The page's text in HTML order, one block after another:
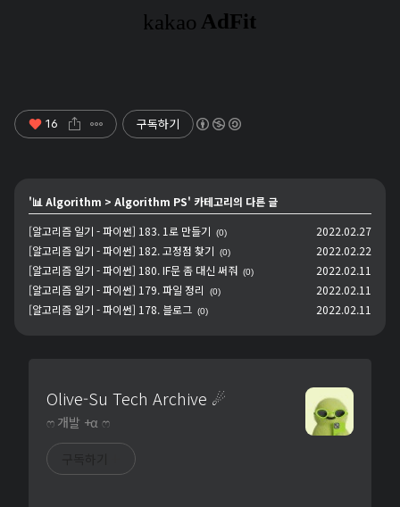
16 구독하기
'📊 Algorithm > Algorithm PS' 카테고리의 다른 글
[알고리즘 일기 - 파이썬] 183. 1로 만들기
(0)
2022.02.27
[알고리즘 일기 - 파이썬] 182. 고정점 찾기
(0)
2022.02.22
[알고리즘 일기 - 파이썬] 180. IF문 좀 대신 써줘 (0)
2022.02.11
[알고리즘 일기 - 파이썬] 179. 파일 정리
(0)
2022.02.11
[알고리즘 일기 - 파이썬] 178. 블로그 (0) 2022.02.11
Olive-Su Tech Archive ☄︎
ෆ 개발 +α ෆ